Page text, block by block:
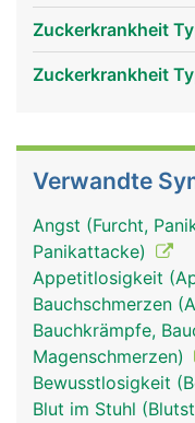
Zuckerkrankheit
Zuckerkrankheit
Verwandte
Angst (Furcht,
Panikattacke)
Appetitlosigkeit
Bauchschmerzen
Bauchkrämpfe,
Magenschmerzen)
Bewusstlosigkeit
Blut im Stuhl